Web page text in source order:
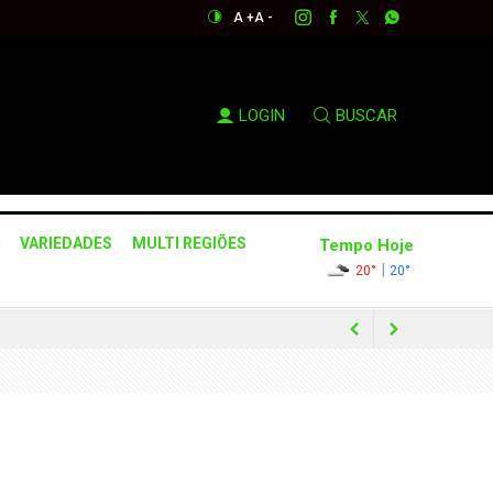
A +A -
LOGIN BUSCAR
VARIEDADES
MULTI REGIÕES
Tempo Hoje
20° | 20°